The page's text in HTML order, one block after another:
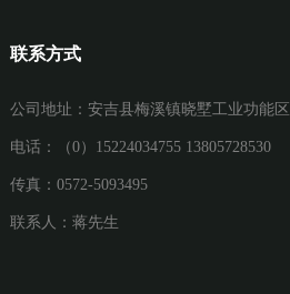
联系方式
公司地址：安吉县梅溪镇晓墅工业功能区
电话：（0）15224034755 13805728530
传真：0572-5093495
联系人：蒋先生